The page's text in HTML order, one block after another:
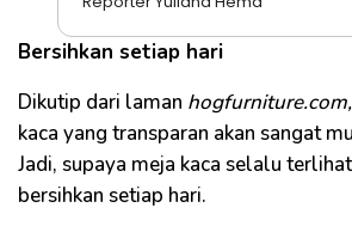
Bersihkan setiap hari
Dikutip dari laman hogfurniture.com,
kaca yang transparan akan sangat
Jadi, supaya meja kaca selalu
bersihkan setiap hari.